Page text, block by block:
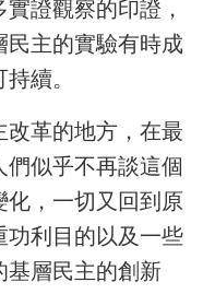
證觀察的印證，
民主的實驗有時成
可持續。
革的地方，在最
似乎不再談這個
，一切又回到原
功利目的以及一些
基層民主的創新